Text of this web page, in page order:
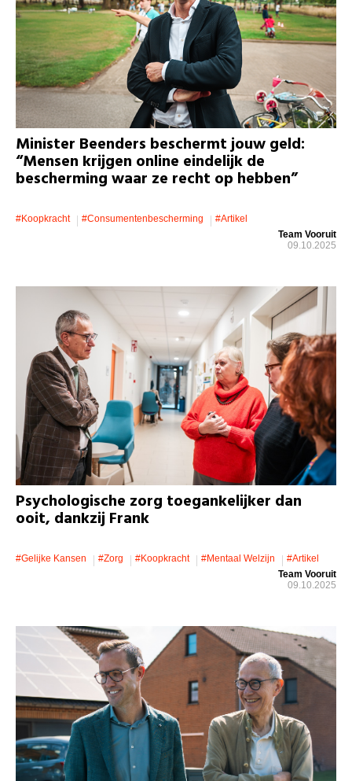
Minister Beenders beschermt jouw geld:
“Mensen krijgen online eindelijk de
bescherming waar ze recht op hebben”
#koopkracht #consumentenbescherming
#artikel
Team Vooruit
09.10.2025
Psychologische zorg toegankelijker dan
ooit, dankzij Frank
#gelijke Kansen #zorg #koopkracht #mentaal Welzijn
#artikel
Team Vooruit
09.10.2025